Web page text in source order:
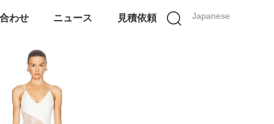
Japanese
わせ ニュース 見積依頼